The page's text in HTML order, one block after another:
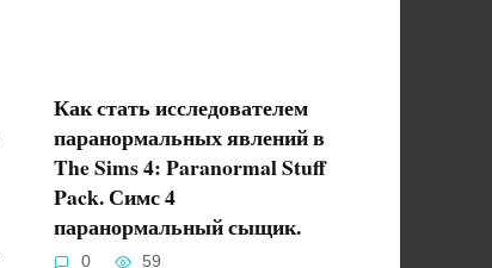
Как стать исследователем
паранормальных явлений в
The Sims 4: Paranormal Stuff
Pack. Симс 4
паранормальный сыщик.
0 59